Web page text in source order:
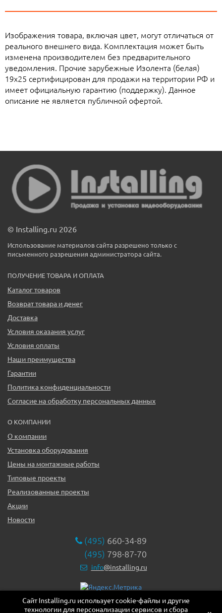
Изображения товара, включая цвет, могут отличаться от
реального внешнего вида. Комплектация может быть
изменена производителем без предварительного
уведомления. Прочие зарубежные Изолента (белая)
19х25 сертифицирован для продажи на территории РФ и
имеет официальную гарантию (поддержку). Данное
описание не является публичной офертой.
© Installing.ru 2026
Использование материалов сайта разрешено только с
письменного разрешения администратора сайта.
ПОЛУЧЕНИЕ ТОВАРА И ОПЛАТА
Каталог товаров
Возврат товара и денег
Доставка
Условия оказания услуг
Условия оплаты
Наши преимущества
Гарантии
Политика конфиденциальности
Согласие на обработку персональных данных
О КОМПАНИИ
О компании
Установка оборудования
Цены на монтажные работы
Типовые проекты
Реализованные проекты
Акции
Новости
(495) 660-34-89
(495) 798-87-70
info@installing.ru
119331, г. Москва ул. Марии Ульяновой дом 17а, этаж 2,
офис 10
Сайт Installing.ru использует cookie-файлы и другие
технологии для персонализации сервисов и сбора